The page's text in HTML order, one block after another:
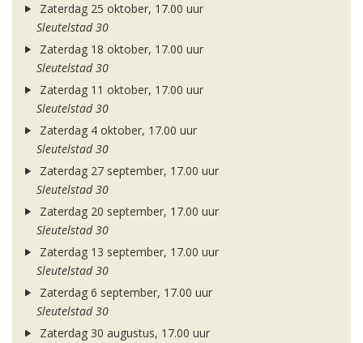
Zaterdag 25 oktober, 17.00 uur
Sleutelstad 30
Zaterdag 18 oktober, 17.00 uur
Sleutelstad 30
Zaterdag 11 oktober, 17.00 uur
Sleutelstad 30
Zaterdag 4 oktober, 17.00 uur
Sleutelstad 30
Zaterdag 27 september, 17.00 uur
Sleutelstad 30
Zaterdag 20 september, 17.00 uur
Sleutelstad 30
Zaterdag 13 september, 17.00 uur
Sleutelstad 30
Zaterdag 6 september, 17.00 uur
Sleutelstad 30
Zaterdag 30 augustus, 17.00 uur